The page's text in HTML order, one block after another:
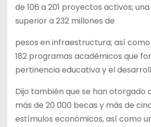
de 106 a 201 proyectos activos;
superior a 232 millones de
pesos en infraestructura; así
182 programas académicos que
pertinencia educativa y el
Dijo también que se han otorgado
más de 20 000 becas y más de
estímulos económicos, así como